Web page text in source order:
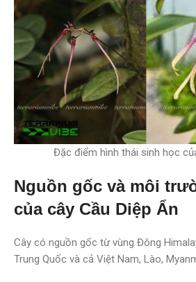
Đặc điểm hình thái sinh học
Nguồn gốc và môi
của cây Cầu Diệp Ẩn
Cây có nguồn gốc từ vùng Đông
Trung Quốc và cả Việt Nam, Lào,